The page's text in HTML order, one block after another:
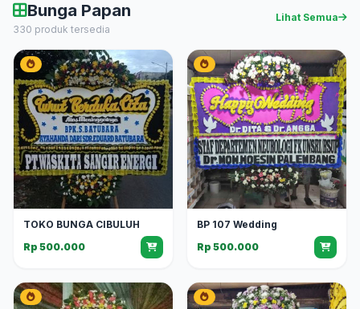
Bunga Papan
330 produk tersedia
Lihat Semua
TOKO BUNGA CIBULUH
Rp 500.000
BP 107 Wedding
Rp 500.000